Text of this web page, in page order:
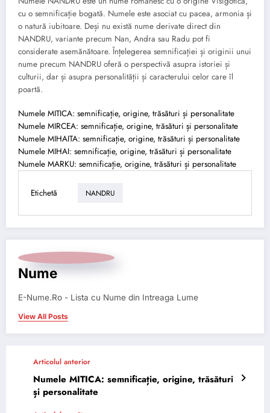
cu o semnificație bogată. Numele este asociat cu pacea, armonia și
o natură iubitoare. Deși nu există nume derivate direct din
NANDRU, variante precum Nan, Andra sau Radu pot fi
considerate asemănătoare. Înțelegerea semnificației și originii unui
nume precum NANDRU oferă o perspectivă asupra istoriei și
culturii, dar și asupra personalității și caracterului celor care îl
poartă.
Numele MITICA: semnificație, origine, trăsături și personalitate
Numele MIRCEA: semnificație, origine, trăsături și personalitate
Numele MIHAITA: semnificație, origine, trăsături și personalitate
Numele MIHAI: semnificație, origine, trăsături și personalitate
Numele MARKU: semnificație, origine, trăsături și personalitate
Etichetă NANDRU
Nume
E-Nume.Ro - Lista cu Nume din Intreaga Lume
View All Posts
Articolul anterior
Numele MITICA: semnificație, origine, trăsături
și personalitate